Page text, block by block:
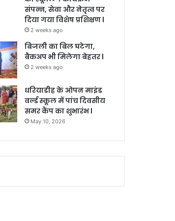
संपन्न, सेवा और नेतृत्व पर
दिया गया विशेष प्रशिक्षण l
2 weeks ago
बिजली का बिल घटेगा,
बैकअप भी मिलेगा बेहतर l
2 weeks ago
धरियाडीह के ओपन माइंड
वर्ल्ड स्कूल में पांच दिवसीय
समर कैंप का शुभारंभ l
May 10, 2026